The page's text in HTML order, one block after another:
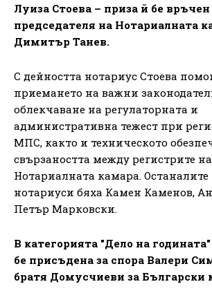
Луиза Стоева – приза й бе връчен
председателя на Нотариалната
Димитър Танев.
С дейността нотариус Стоева
приемането на важни
облекчаване на регулаторната и
административна тежест при
МПС, както и техническото
свързаността между регистрите
Нотариалната камара.
нотариуси бяха Камен Каменов,
Петър Марковски.
В категорията "Дело на
бе присъдена за спора Валери
братя Домусчиеви за Български